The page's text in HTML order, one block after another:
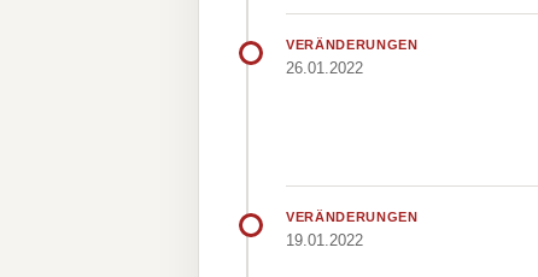
VERÄNDERUNGEN
26.01.2022
VERÄNDERUNGEN
19.01.2022